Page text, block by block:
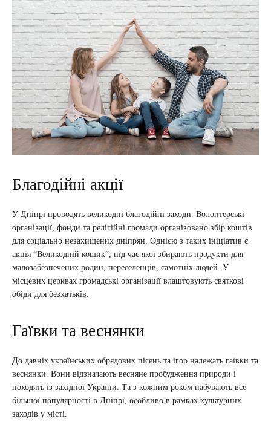
Благодійні акції
У Дніпрі проводять великодні благодійні заходи. Волонтерські
організації, фонди та релігійні громади організовано збір коштів
для соціально незахищених дніпрян. Однією з таких ініціатив є
акція “Великодній кошик”, під час якої збирають продукти для
малозабезпечених родин, переселенців, самотніх людей. У
місцевих церквах громадські організації влаштовують святкові
обіди для безхатьків.
Гаївки та веснянки
До давніх українських обрядових пісень та ігор належать гаївки та
веснянки. Вони відзначають весняне пробудження природи і
походять із західної України. Та з кожним роком набувають все
більшої популярності в Дніпрі, особливо в рамках культурних
заходів у місті.